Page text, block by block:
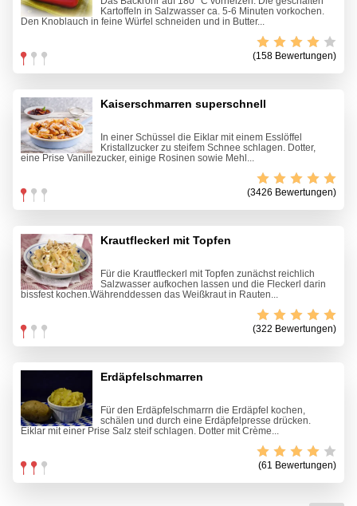
Kartoffeln in Salzwasser ca. 5-6 Minuten vorkochen.
Den Knoblauch in feine Würfel schneiden und in Butter...
(158 Bewertungen)
Kaiserschmarren superschnell
In einer Schüssel die Eiklar mit einem Esslöffel
Kristallzucker zu steifem Schnee schlagen. Dotter,
eine Prise Vanillezucker, einige Rosinen sowie Mehl...
(3426 Bewertungen)
Krautfleckerl mit Topfen
Für die Krautfleckerl mit Topfen zunächst reichlich
Salzwasser aufkochen lassen und die Fleckerl darin
bissfest kochen.Währenddessen das Weißkraut in Rauten...
(322 Bewertungen)
Erdäpfelschmarren
Für den Erdäpfelschmarrn die Erdäpfel kochen,
schälen und durch eine Erdäpfelpresse drücken.
Eiklar mit einer Prise Salz steif schlagen. Dotter mit Crème...
(61 Bewertungen)